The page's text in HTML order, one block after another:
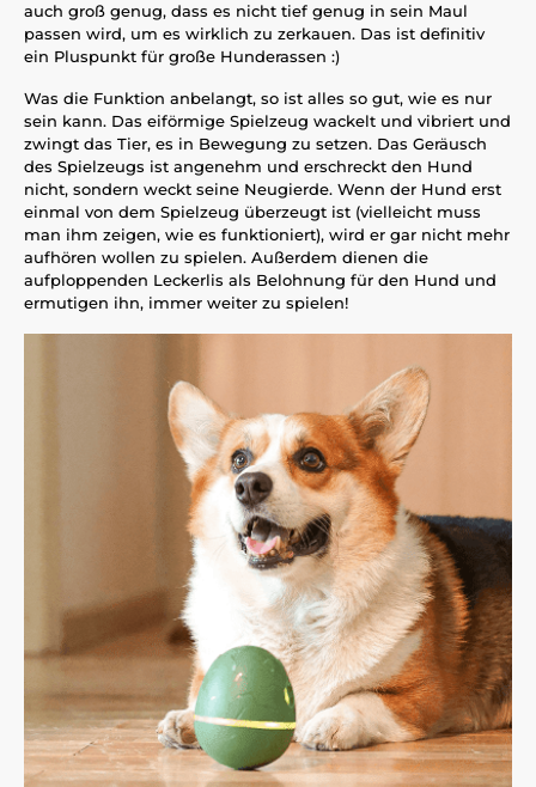
auch groß genug, dass es nicht tief genug in sein Maul
passen wird, um es wirklich zu zerkauen. Das ist definitiv
ein Pluspunkt für große Hunderassen :)
Was die Funktion anbelangt, so ist alles so gut, wie es nur
sein kann. Das eiförmige Spielzeug wackelt und vibriert und
zwingt das Tier, es in Bewegung zu setzen. Das Geräusch
des Spielzeugs ist angenehm und erschreckt den Hund
nicht, sondern weckt seine Neugierde. Wenn der Hund erst
einmal von dem Spielzeug überzeugt ist (vielleicht muss
man ihm zeigen, wie es funktioniert), wird er gar nicht mehr
aufhören wollen zu spielen. Außerdem dienen die
aufploppenden Leckerlis als Belohnung für den Hund und
ermutigen ihn, immer weiter zu spielen!